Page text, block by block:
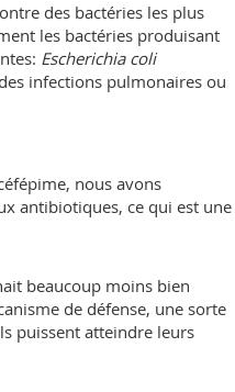
des bactéries les plus
les bactéries produisant
Escherichia coli
infections pulmonaires ou
nous avons
antibiotiques, ce qui est une
beaucoup moins bien
de défense, une sorte
puissent atteindre leurs